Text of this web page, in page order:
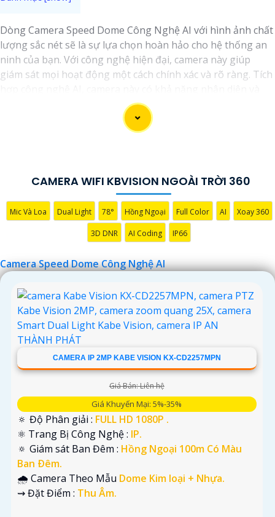
Dòng Camera Speed Dome Công Nghệ AI với hình ảnh chất
lượng sắc nét sẽ là sự lựa chọn hoàn hảo cho hệ thống an
ninh của bạn. Với công nghệ hiện đại, camera này giúp
giám sát mọi hoạt động một cách chính xác và rõ ràng. Tích
phân biệt đối tượng, giúp tăng cường hiệu quả giám sát và
Hãy chọn Camera Speed Dome Công Nghệ AI để
CAMERA WIFI KBVISION NGOÀI TRỜI 360
Mic Và Loa Dual Light 78° Hồng Ngoại Full Color AI Xoay 360
3D DNR AI Coding IP66
Camera Speed Dome Công Nghệ AI
CAMERA IP 2MP KABE VISION KX-CD2257MPN
Giá Bán: Liên hệ
Giá Khuyến Mại: 5%-35%
🔅 Độ Phân giải : FULL HD 1080P .
⚛️ Trang Bị Công Nghệ : IP.
🔅 Giám sát Ban Đêm : Hồng Ngoại 100m Có Màu
Ban Ðêm.
🌧️ Camera Theo Mẫu Dome Kim loại + Nhựa.
️⇝ Đặt Điểm : Thu Âm.